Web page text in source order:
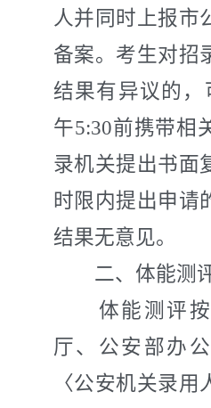
人并同时上报市
备案。考生对招
结果有异议的，
午5:30前携带相
录机关提出书面
时限内提出申请
结果无意见。
二、体能测
体能测评按
厅、公安部办
〈公安机关录用